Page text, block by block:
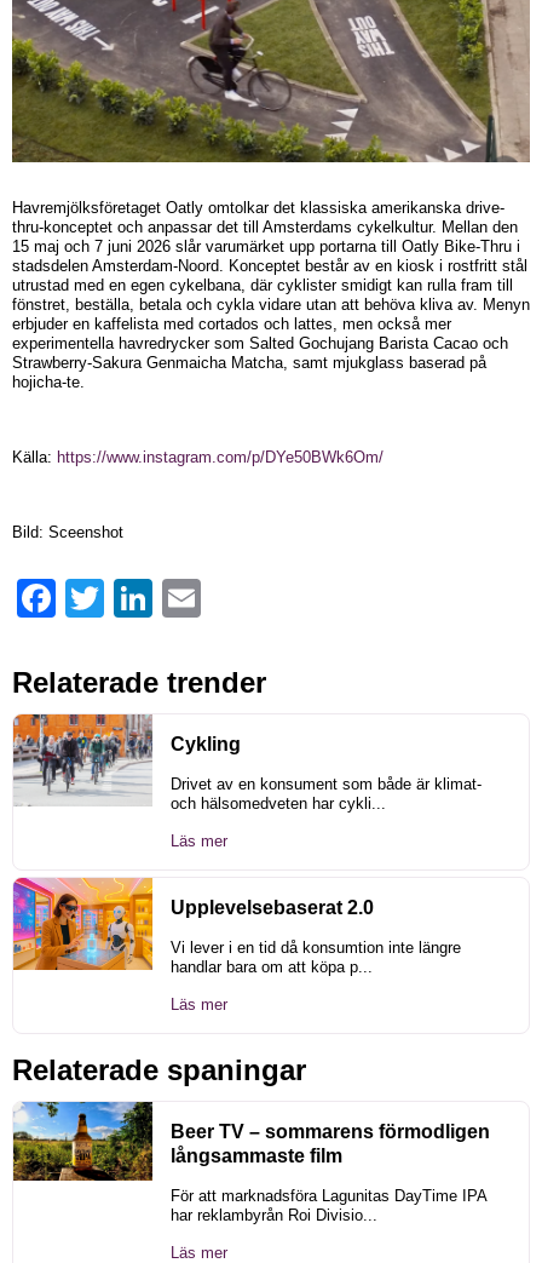
Havremjölksföretaget Oatly omtolkar det klassiska amerikanska drive-
thru-konceptet och anpassar det till Amsterdams cykelkultur. Mellan den
15 maj och 7 juni 2026 slår varumärket upp portarna till Oatly Bike-Thru i
stadsdelen Amsterdam-Noord. Konceptet består av en kiosk i rostfritt stål
utrustad med en egen cykelbana, där cyklister smidigt kan rulla fram till
fönstret, beställa, betala och cykla vidare utan att behöva kliva av. Menyn
erbjuder en kaffelista med cortados och lattes, men också mer
experimentella havredrycker som Salted Gochujang Barista Cacao och
Strawberry-Sakura Genmaicha Matcha, samt mjukglass baserad på
hojicha-te.
Källa: https://www.instagram.com/p/DYe50BWk6Om/
Bild: Sceenshot
FacebookTwitter LinkedIn
Relaterade trender
Cykling
Drivet av en konsument som både är klimat-
och hälsomedveten har cykli...
Läs mer
Upplevelsebaserat 2.0
Vi lever i en tid då konsumtion inte längre
handlar bara om att köpa p...
Läs mer
Relaterade spaningar
Beer TV – sommarens förmodligen
långsammaste film
För att marknadsföra Lagunitas DayTime IPA
har reklambyrån Roi Divisio...
Läs mer